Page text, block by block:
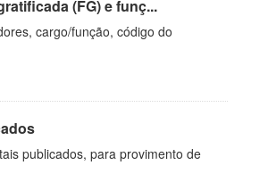
(FG) e funç...
cargo/função, código do
publicados, para provimento de